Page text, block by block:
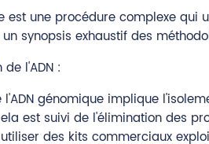
est une procédure complexe
synopsis exhaustif des
l'ADN :
l'ADN génomique implique
est suivi de l'élimination des
des kits commerciaux